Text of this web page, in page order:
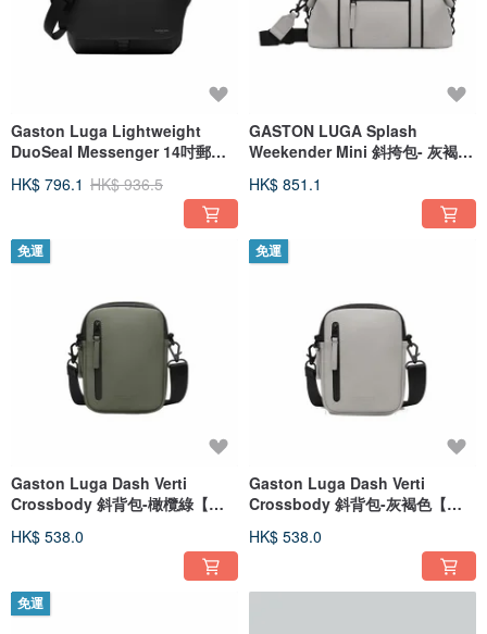
Gaston Luga Lightweight
DuoSeal Messenger 14吋郵差
HK$ 796.1 HK$ 936.5
GASTON LUGA Splash
Weekender Mini 斜挎包- 灰褐色
HK$ 851.1
免運
Gaston Luga Dash Verti
Crossbody 斜背包-橄欖綠【新
HK$ 538.0
免運
Gaston Luga Dash Verti
Crossbody 斜背包-灰褐色【新
HK$ 538.0
免運